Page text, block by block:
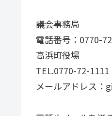
議会事務局
電話番号：0770-
高浜町役場
TEL.0770-72-1111
メールアドレス